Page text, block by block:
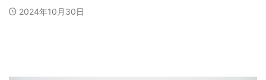
2024年10月30日